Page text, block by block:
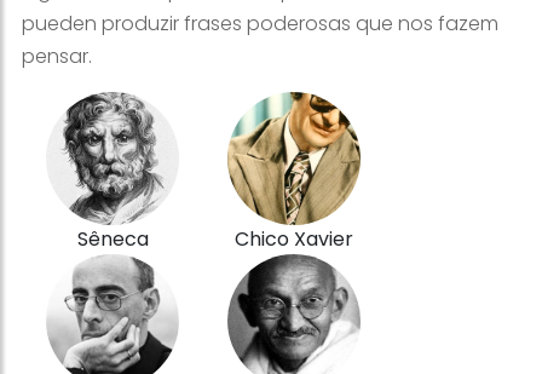
pueden produzir frases poderosas que nos fazem
pensar.
Sêneca Chico Xavier